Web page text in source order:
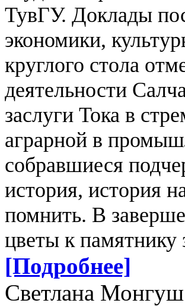
ТувГУ. Доклады
экономики,
круглого стола
деятельности
заслуги Тока в
аграрной в
собравшиеся
история, история
помнить. В
цветы к памятнику
[Подробнее]
Светлана Монгуш